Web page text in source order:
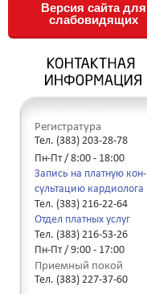
Версия сайта для
слабовидящих
Регистратура
Тел. (383) 203-28-78
Пн-Пт / 8:00 - 18:00
Запись на платную кон-
сультацию кардиолога
Тел. (383) 216-22-64
Отдел платных услуг
Тел. (383) 216-53-26
Пн-Пт / 9:00 - 17:00
Приемный покой
Тел. (383) 227-37-60